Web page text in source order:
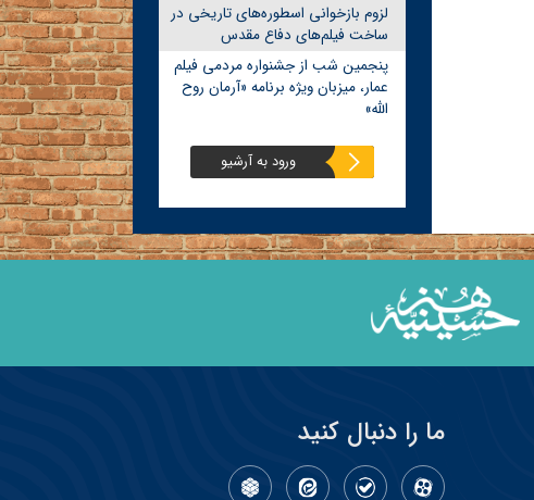
لزوم بازخوانی اسطوره‌های تاریخی در
ساخت فیلم‌های دفاع مقدس
پنجمین شب از جشنواره مردمی فیلم
عمار، میزبان ویژه برنامه «آرمان روح
الله»
ورود به آرشیو
ما را دنبال کنید